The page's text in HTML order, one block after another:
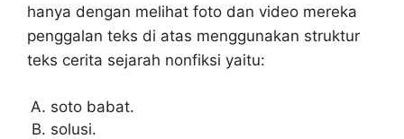
hanya dengan melihat foto dan video mereka
penggalan teks di atas menggunakan struktur
teks cerita sejarah nonfiksi yaitu:
soto babat.
solusi.